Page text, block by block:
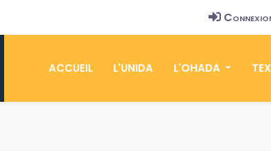
ACCUEIL L'UNIDA L'OHADA